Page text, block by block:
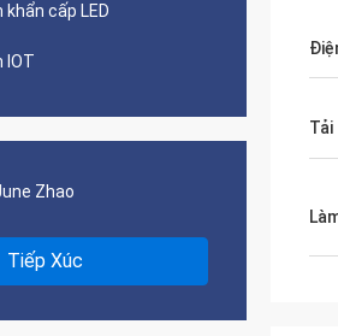
cấp LED
IOT
Zhao
Tiếp Xúc
Tải